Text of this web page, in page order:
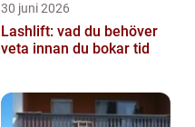
30 juni 2026
Lashlift: vad du behöver
veta innan du bokar tid